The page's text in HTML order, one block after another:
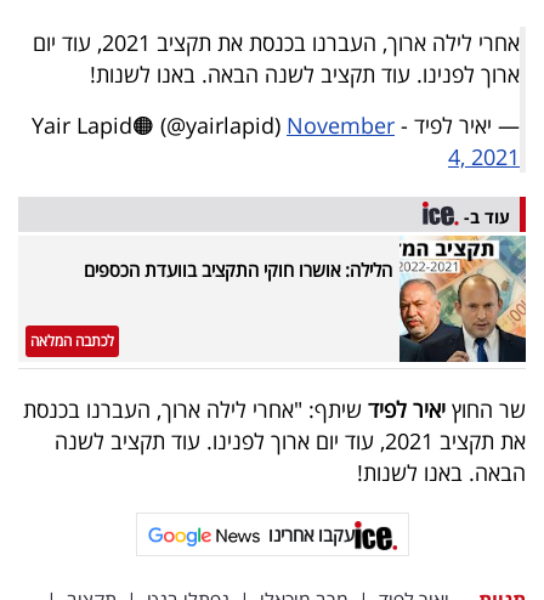
אחרי לילה ארוך, העברנו בכנסת את תקציב 2021, עוד יום
ארוך לפנינו. עוד תקציב לשנה הבאה. באנו לשנות!
— יאיר לפיד - Yair Lapid🟠 (@yairlapid) November
4, 2021
עוד ב-
הלילה: אושרו חוקי התקציב בוועדת הכספים
לכתבה המלאה
שר החוץ יאיר לפיד שיתף: "אחרי לילה ארוך, העברנו בכנסת
את תקציב 2021, עוד יום ארוך לפנינו. עוד תקציב לשנה
הבאה. באנו לשנות!
עקבו אחרינו